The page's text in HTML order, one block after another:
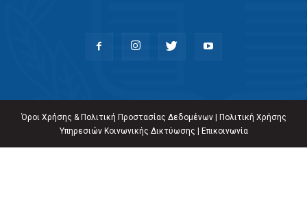
Όροι Χρήσης & Πολιτική Προστασίας Δεδομένων|
Πολιτική Χρήσης
Υπηρεσιών Κοινωνικής Δικτύωσης
Επικοινωνία